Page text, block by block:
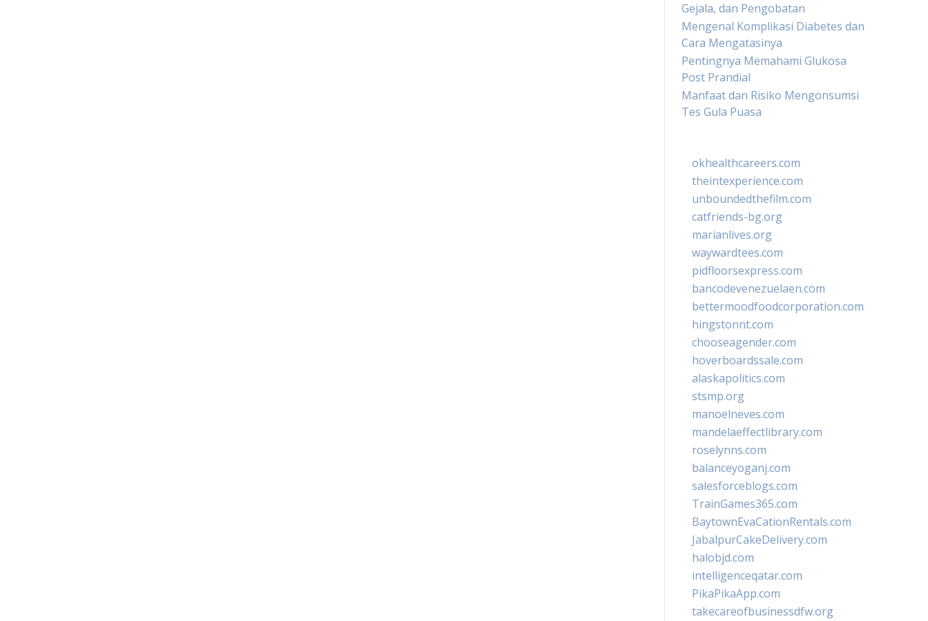
Gejala, dan Pengobatan
Mengenal Komplikasi Diabetes dan
Cara Mengatasinya
Pentingnya Memahami Glukosa
Post Prandial
Manfaat dan Risiko Mengonsumsi
Tes Gula Puasa
okhealthcareers.com
theintexperience.com
unboundedthefilm.com
catfriends-bg.org
marianlives.org
waywardtees.com
pidfloorsexpress.com
bancodevenezuelaen.com
bettermoodfoodcorporation.com
hingstonnt.com
chooseagender.com
hoverboardssale.com
alaskapolitics.com
stsmp.org
manoelneves.com
mandelaeffectlibrary.com
roselynns.com
balanceyoganj.com
salesforceblogs.com
TrainGames365.com
BaytownEvaCationRentals.com
JabalpurCakeDelivery.com
halobjd.com
intelligenceqatar.com
PikaPikaApp.com
takecareofbusinessdfw.org